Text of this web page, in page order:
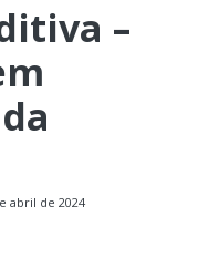
–
abril de 2024